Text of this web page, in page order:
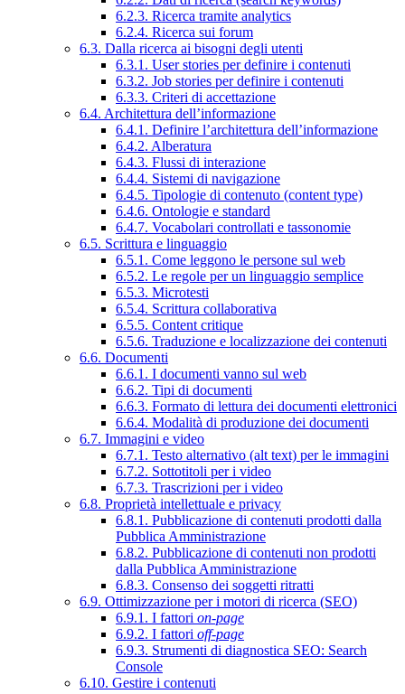
6.2.3. Ricerca tramite analytics
6.2.4. Ricerca sui forum
6.3. Dalla ricerca ai bisogni degli utenti
6.3.1. User stories per definire i contenuti
6.3.2. Job stories per definire i contenuti
6.3.3. Criteri di accettazione
6.4. Architettura dell’informazione
6.4.1. Definire l’architettura dell’informazione
6.4.2. Alberatura
6.4.3. Flussi di interazione
6.4.4. Sistemi di navigazione
6.4.5. Tipologie di contenuto (content type)
6.4.6. Ontologie e standard
6.4.7. Vocabolari controllati e tassonomie
6.5. Scrittura e linguaggio
6.5.1. Come leggono le persone sul web
6.5.2. Le regole per un linguaggio semplice
6.5.3. Microtesti
6.5.4. Scrittura collaborativa
6.5.5. Content critique
6.5.6. Traduzione e localizzazione dei contenuti
6.6. Documenti
6.6.1. I documenti vanno sul web
6.6.2. Tipi di documenti
6.6.3. Formato di lettura dei documenti elettronici
6.6.4. Modalità di produzione dei documenti
6.7. Immagini e video
6.7.1. Testo alternativo (alt text) per le immagini
6.7.2. Sottotitoli per i video
6.7.3. Trascrizioni per i video
6.8. Proprietà intellettuale e privacy
6.8.1. Pubblicazione di contenuti prodotti dalla
Pubblica Amministrazione
6.8.2. Pubblicazione di contenuti non prodotti
dalla Pubblica Amministrazione
6.8.3. Consenso dei soggetti ritratti
6.9. Ottimizzazione per i motori di ricerca (SEO)
6.9.1. I fattori on-page
6.9.2. I fattori off-page
6.9.3. Strumenti di diagnostica SEO: Search
Console
6.10. Gestire i contenuti